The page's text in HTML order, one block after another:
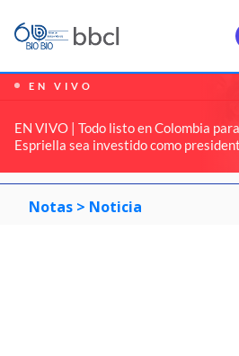
EN VIVO
EN VIVO | Todo listo en Colombia
Espriella sea investido como
Notas > Noticia